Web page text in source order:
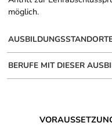
möglich.
BERUFE MIT DIESER